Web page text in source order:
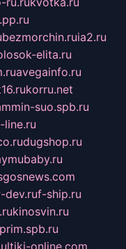
bezmorchin.ruia2.ru
elita.ru
avegainfo.ru
korru.net
suo.spb.ru
line.ru
dugshop.ru
dev.ruf-ship.ru
kinosvin.ru
online.com